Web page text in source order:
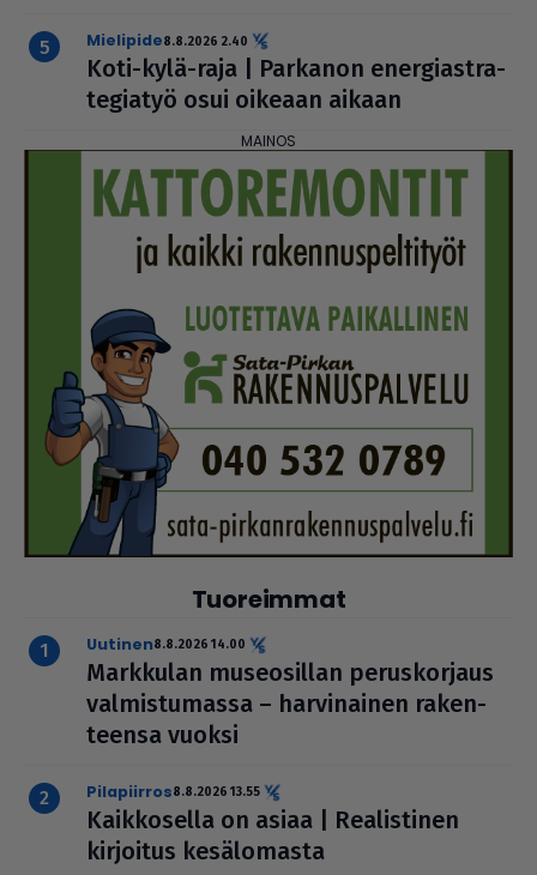
mielipide8.8.2026 2.40
Koti-kylä-raja | Parkanon ener­gi­ast­ra­
te­gi­a­työ osui oikeaan aikaan
Tuoreimmat
uutinen8.8.2026 14.00
Markkulan muse­o­sil­lan perus­kor­jaus
val­mis­tu­massa – har­vi­nai­nen raken­
teensa vuoksi
pilapiirros8.8.2026 13.55
Kaik­ko­sella on asiaa | Rea­lis­ti­nen
kirjoitus kesä­lo­masta